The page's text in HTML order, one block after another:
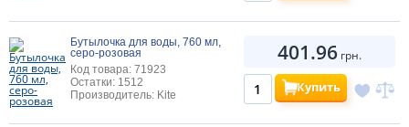
Бутылочка для воды, 760 мл,
серо-розовая
Код товара: 71923
Остатки: 1512
Производитель: Kite
401.96 грн.
Купить